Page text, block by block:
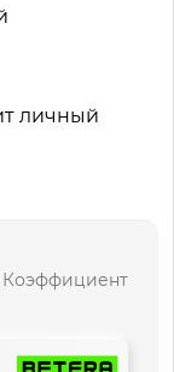
личный
Коэффициент